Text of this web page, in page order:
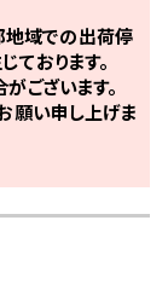
地域での出荷停
おります。
ございます。
願い申し上げま